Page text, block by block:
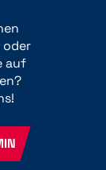
oder
auf